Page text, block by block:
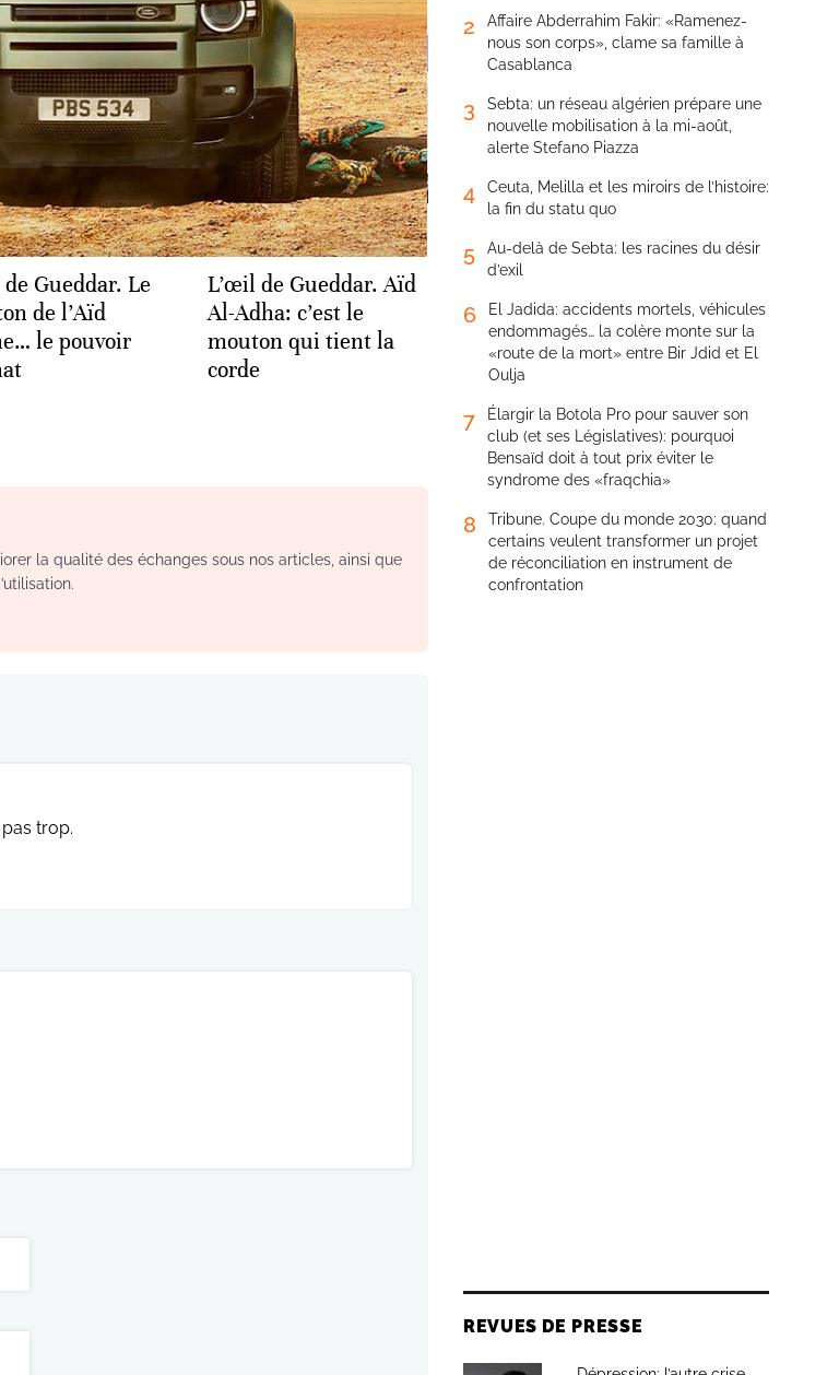
Gueddar. Le
de l’Aïd
le pouvoir
MÉDIAS
L’œil de Gueddar. Aïd
Al-Adha: c’est le
mouton qui tient la
corde
la qualité des échanges sous nos articles, ainsi que
trop.
2
Affaire Abderrahim Fakir: «Ramenez-
nous son corps», clame sa famille à
Casablanca
3
Sebta: un réseau algérien prépare une
nouvelle mobilisation à la mi-août,
alerte Stefano Piazza
4
Ceuta, Melilla et les miroirs de l’histoire:
la fin du statu quo
5
Au-delà de Sebta: les racines du désir
d’exil
6
El Jadida: accidents mortels, véhicules
endommagés… la colère monte sur la
«route de la mort» entre Bir Jdid et El
Oulja
7
Élargir la Botola Pro pour sauver son
club (et ses Législatives): pourquoi
Bensaïd doit à tout prix éviter le
syndrome des «fraqchia»
8
Tribune. Coupe du monde 2030: quand
certains veulent transformer un projet
de réconciliation en instrument de
confrontation
REVUES DE PRESSE